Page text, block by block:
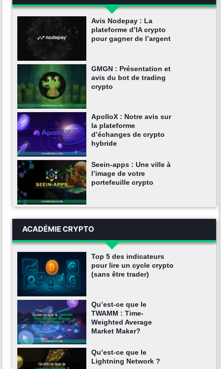
Avis Nodepay : La
plateforme d’IA crypto
pour gagner de l’argent
GMGN : Présentation et
avis du bot de trading
crypto
ApolloX : Notre avis sur
la plateforme
d’échanges de crypto
hybride
Seein-apps : Une ville à
l’image de votre
portefeuille crypto
ACADÉMIE CRYPTO
Top 5 des indicateurs
pour lire un cycle crypto
(sans être trader)
Qu’est-ce que le
TWAMM : Time-
Weighted Average
Market Maker?
Qu’est-ce que le
Lightning Network ?